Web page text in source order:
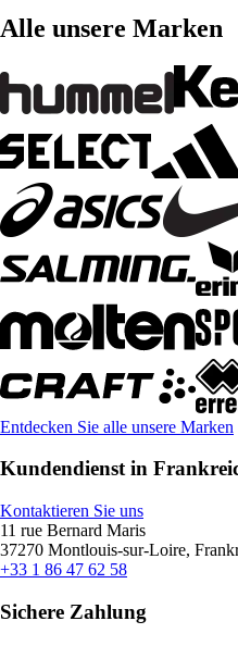
Alle unsere Marken
Entdecken Sie alle unsere Marken
Kundendienst in
Kontaktieren Sie uns
11 rue Bernard Maris
37270 Montlouis-sur-Loire,
+33 1 86 47 62 58
Sichere Zahlung